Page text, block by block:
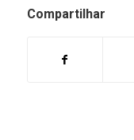
Compartilhar